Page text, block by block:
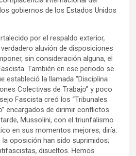
gobiernos de los Estados Unidos
por el respaldo exterior,
aluvión de disposiciones
sin consideración alguna, el
También en ese periodo se
estableció la llamada “Disciplina
Colectivas de Trabajo” y poco
Fascista creó los “Tribunales
encargados de dirimir conflictos
Mussolini, con el triunfalismo
en sus momentos mejores, diría:
la oposición han sido suprimidos;
disueltos. Hemos